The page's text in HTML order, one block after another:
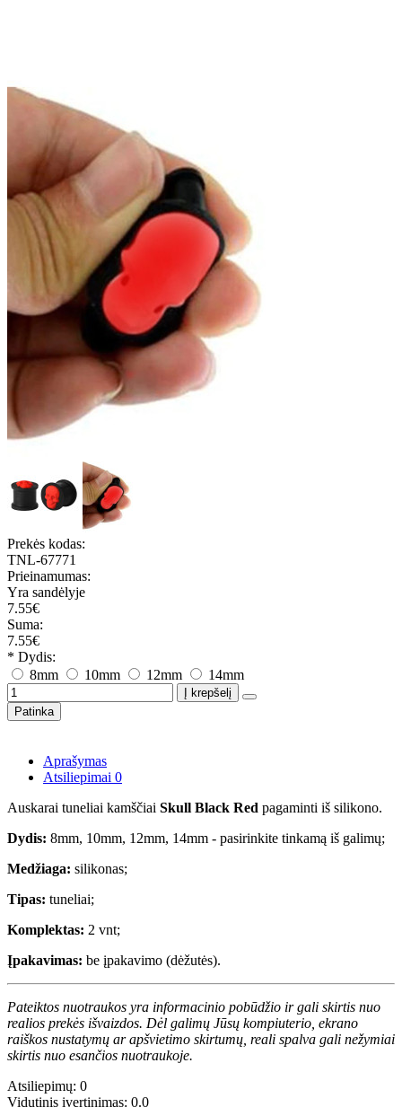
Prekės kodas:
TNL-67771
Prieinamumas:
Yra sandėlyje
7.55€
Suma:
7.55€
* Dydis:
8mm
10mm 12mm 14mm
Į krepšelį
Patinka
Aprašymas
Atsiliepimai 0
Auskarai tuneliai kamščiai Skull Black Red pagaminti iš silikono.
Dydis: 8mm, 10mm, 12mm, 14mm - pasirinkite tinkamą iš galimų;
Medžiaga: silikonas;
Tipas: tuneliai;
Komplektas: 2 vnt;
Įpakavimas: be įpakavimo (dėžutės).
Pateiktos nuotraukos yra informacinio pobūdžio ir gali skirtis nuo
realios prekės išvaizdos. Dėl galimų Jūsų kompiuterio, ekrano
raiškos nustatymų ar apšvietimo skirtumų, reali spalva gali nežymiai
skirtis nuo esančios nuotraukoje.
Atsiliepimų: 0
Vidutinis įvertinimas: 0.0